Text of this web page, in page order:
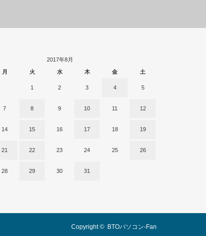
2017年8月
月 火 水 木 金 土
1 2 3 4 5
7 8 9 10 11 12
14 15 16 17 18 19
21 22 23 24 25 26
28 29 30 31
Copyright © BTOパソコン-Fan